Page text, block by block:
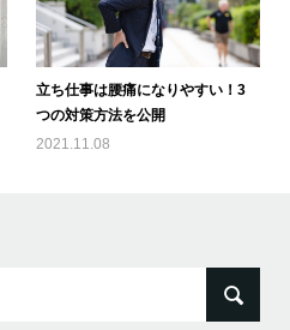
立ち仕事は腰痛になりやすい！3
つの対策方法を公開
2021.11.08